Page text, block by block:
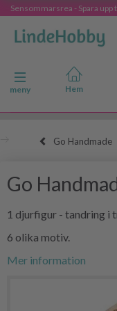
Sensommarsrea - Spara upp
Ändra navigering
meny
Go Handmade
Go
1 djurfigur - tandring i
6 olika motiv.
Mer information